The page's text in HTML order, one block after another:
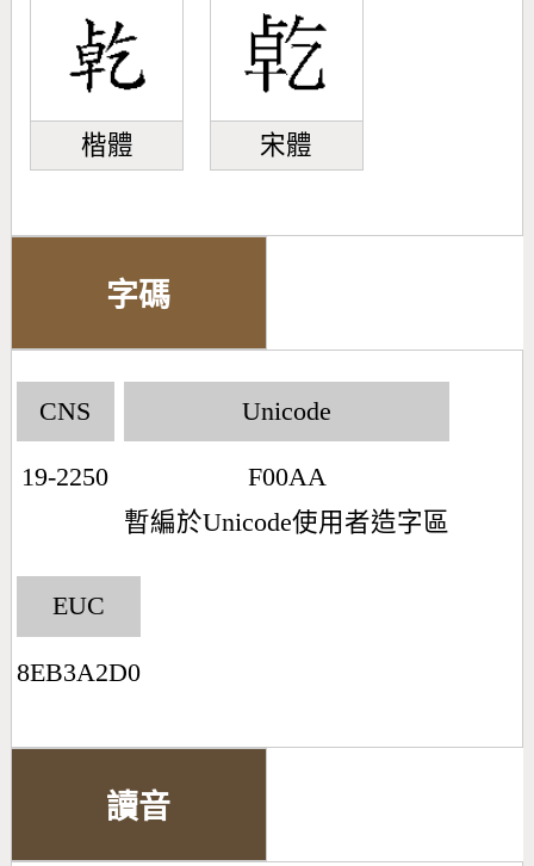
楷體 宋體
字碼
CNS
19-2250
Unicode
F00AA
暫編於Unicode使用者造字區
EUC
8EB3A2D0
讀音